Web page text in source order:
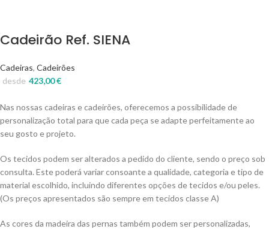
Cadeirão Ref. SIENA
Cadeiras, Cadeirões
423,00€
desde
Nas nossas cadeiras e cadeirões, oferecemos a possibilidade de
personalização total para que cada peça se adapte perfeitamente ao
seu gosto e projeto.
Os tecidos podem ser alterados a pedido do cliente, sendo o preço sob
consulta. Este poderá variar consoante a qualidade, categoria e tipo de
material escolhido, incluindo diferentes opções de tecidos e/ou peles.
(Os preços apresentados são sempre em tecidos classe A)
As cores da madeira das pernas também podem ser personalizadas,